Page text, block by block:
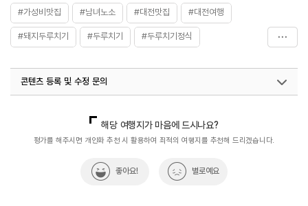
#가성비맛집 #남녀노소 #대전맛집 #대전여행
#돼지두루치기 #두루치기 #두루치기정식
#한식 #한식당 #한식맛집
콘텐츠 등록 및 수정 문의
해당 여행지가 마음에 드시나요?
평가를 해주시면 개인화 추천 시 활용하여 최적의 여행지를 추천해 드리겠습니다.
좋아요! 별로예요